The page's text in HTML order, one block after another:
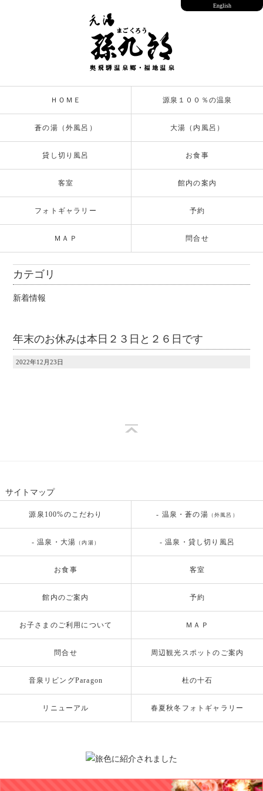
ＨＯＭＥ 源泉１００％の温泉
蒼の湯（外風呂） 大湯（内風呂）
貸し切り風呂 お食事
客室 館内の案内
フォトギャラリー 予約
ＭＡＰ 問合せ
English
カテゴリ
新着情報
年末のお休みは本日２３日と２６日です
2022年12月23日
サイトマップ
源泉100%のこだわり - 温泉・蒼の湯 （外風呂）
- 温泉・大湯 （内湯） - 温泉・貸し切り風呂
お食事 客室
館内のご案内 予約
お子さまのご利用について ＭＡＰ
問合せ 周辺観光スポットのご案内
音泉リビングParagon 杜の十石
リニューアル 春夏秋冬フォトギャラリー